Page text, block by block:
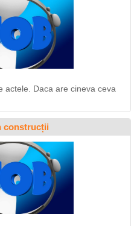
actele. Daca are cineva ceva
construcții